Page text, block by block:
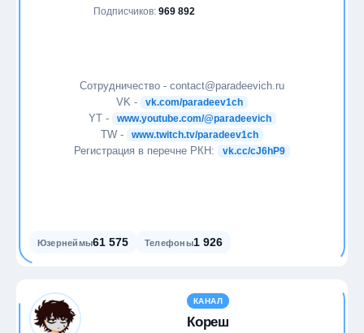
Мемы
Мотивация
Музыка
Новости
Общество
Подписчиков: 969 892
Сотрудничество - contact@paradeevich.ru
VK -
vk.com/paradeev1ch
YT - www.youtube.com/@paradeevich
TW - www.twitch.tv/paradeev1ch
Регистрация в перечне РКН: vk.cc/cJ6hP9
Юзернеймы61 575 Телефоны1 926
КАНАЛ
Кореш